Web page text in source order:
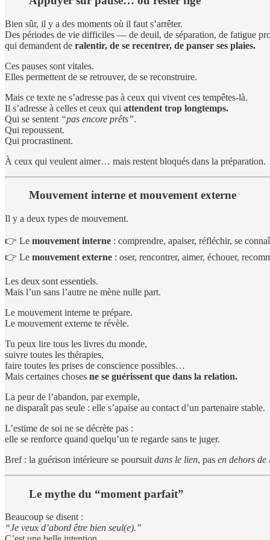
Bien sûr, il y a des moments où il faut s’arrêter.
Des périodes de vie difficiles — de deuil, de séparation, de fatigue
qui demandent de ralentir, de se recentrer, de panser ses plaies.
Ces pauses sont vitales.
Elles permettent de se retrouver, de se reconstruire.
Mais ce texte ne s’adresse pas à ceux qui vivent ces tempêtes-là.
Il s’adresse à celles et ceux qui attendent trop longtemps.
Qui se sentent “pas encore prêts”.
Qui repoussent.
Qui procrastinent.
À ceux qui veulent aimer… mais restent bloqués dans la préparation.
Mouvement interne et mouvement externe
Il y a deux types de mouvement.
👉 Le mouvement interne : comprendre, apaiser, réfléchir, se
👉 Le mouvement externe : oser, rencontrer, aimer, échouer,
Les deux sont essentiels.
Mais l’un sans l’autre ne mène nulle part.
Le mouvement interne te prépare.
Le mouvement externe te révèle.
Tu peux lire tous les livres du monde,
suivre toutes les thérapies,
faire toutes les prises de conscience possibles…
Mais certaines choses ne se guérissent que dans la relation.
La peur de l’abandon, par exemple,
ne disparaît pas seule : elle s’apaise au contact d’un partenaire stable.
L’estime de soi ne se décrète pas :
elle se renforce quand quelqu’un te regarde sans te juger.
Bref : la guérison intérieure se poursuit dans le lien, pas en dehors de
Le mythe du “moment parfait”
Beaucoup se disent :
“Je veux d’abord être bien seul(e).”